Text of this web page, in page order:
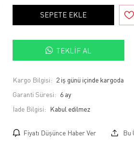
SEPETE EKLE
TEKLIF AL
Kargo Bilgisi: 2 iş günü içinde kargoda
Garanti Süresi: 6 ay
İade Bilgisi:
Fiyatı Düşünce Haber Ver Bu